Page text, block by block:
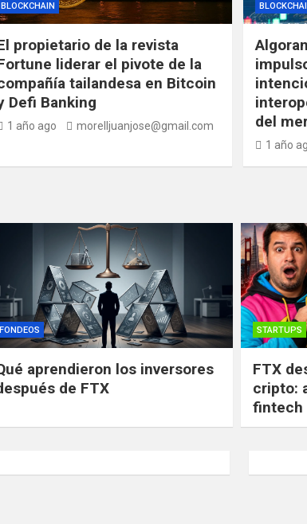
BLOCKCHAIN
propietario de la revista
liderar el pivote de la
tailandesa en Bitcoin
Defi Banking
1 año ago morelljuanjose@gmail.com
del
1 año
FONDEOS
aprendieron los inversores
de FTX
STARTUPS
FTX
cripto:
fintech